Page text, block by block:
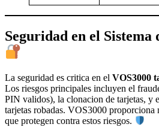
Seguridad en el
La seguridad es critica en el VOS3000
Los riesgos principales incluyen el
PIN validos), la clonacion de tarjetas, y
tarjetas robadas. VOS3000 proporciona
que protegen contra estos riesgos.